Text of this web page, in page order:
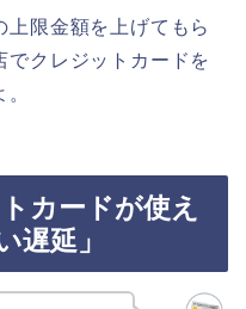
限金額を上げてもら
でクレジットカードを
カードが使え
遅延」